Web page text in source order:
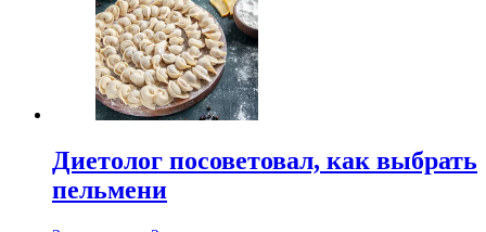
Диетолог посоветовал, как выбрать
пельмени